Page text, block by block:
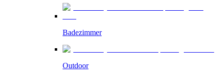
Badezimmer
Outdoor